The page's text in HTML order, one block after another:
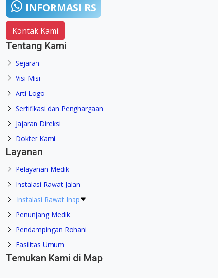
INFORMASI RS
Kontak Kami
Tentang Kami
Sejarah
Visi Misi
Arti Logo
Sertifikasi dan Penghargaan
Jajaran Direksi
Dokter Kami
Layanan
Pelayanan Medik
Instalasi Rawat Jalan
Instalasi Rawat Inap
Penunjang Medik
Pendampingan Rohani
Fasilitas Umum
Temukan Kami di Map